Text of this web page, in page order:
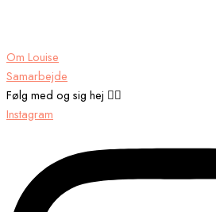
Om Louise
Samarbejde
Følg med og sig hej 👉🏾
Instagram